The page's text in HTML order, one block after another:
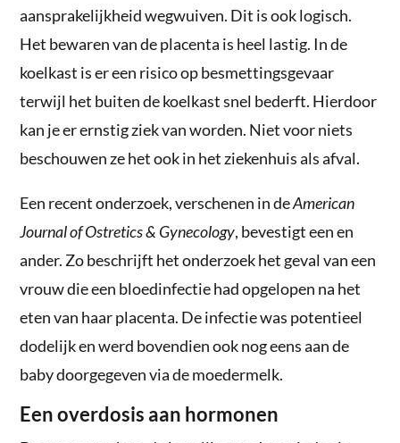
aansprakelijkheid wegwuiven. Dit is ook logisch.
Het bewaren van de placenta is heel lastig. In de
koelkast is er een risico op besmettingsgevaar
terwijl het buiten de koelkast snel bederft. Hierdoor
kan je er ernstig ziek van worden. Niet voor niets
beschouwen ze het ook in het ziekenhuis als afval.
Een recent onderzoek, verschenen in deAmerican
Journal of Ostretics & Gynecology, bevestigt een en
ander. Zo beschrijft het onderzoek het geval van een
vrouw die een bloedinfectie had opgelopen na het
eten van haar placenta. De infectie was potentieel
dodelijk en werd bovendien ook nog eens aan de
baby doorgegeven via de moedermelk.
Een overdosis aan hormonen